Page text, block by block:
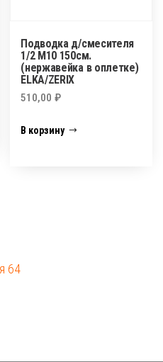
Подводка д/смесителя
1/2 М10 150см.
(нержавейка в оплетке)
ELKA/ZERIX
510,00₽
В корзину
64